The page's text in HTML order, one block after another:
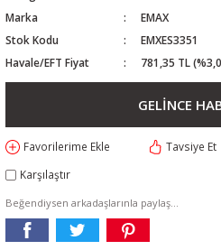
Marka
EMAX
Stok Kodu
EMXES3351
Havale/EFT Fiyat
781,35 TL
GELİNCE
Tavsiye Et
Karşılaştır
Beğendiysen arkadaşlarınla paylaş...